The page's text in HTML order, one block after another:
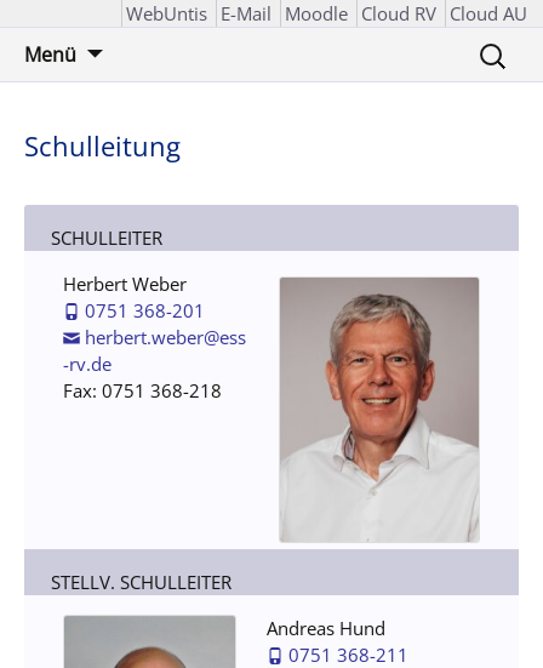
WebUntis E-Mail Moodle Cloud RV Cloud AU
Menü
Suchen
nach:
Schulleitung
SCHULLEITER
Herbert Weber
0751 368-201
herbert.weber@ess
-rv.de
Fax: 0751 368-218
STELLV. SCHULLEITER
Andreas Hund
0751 368-211